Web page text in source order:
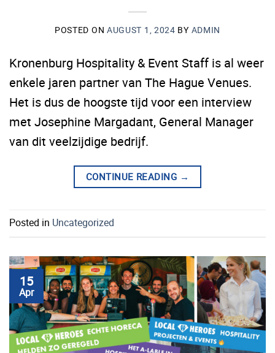
POSTED ON AUGUST 1, 2024 BY ADMIN
Kronenburg Hospitality & Event Staff is al weer
enkele jaren partner van The Hague Venues.
Het is dus de hoogste tijd voor een interview
met Josephine Margadant, General Manager
van dit veelzijdige bedrijf.
CONTINUE READING →
Posted in Uncategorized
15
Apr